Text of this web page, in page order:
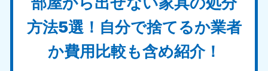
方法5選！自分で捨てるか業者
か費用比較も含め紹介！